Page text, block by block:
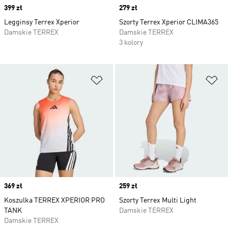
Price
399 zł
Legginsy Terrex Xperior
Damskie TERREX
Price
279 zł
Szorty Terrex Xperior CLIMA365
Damskie TERREX
3 kolory
Dodaj do listy życzeń
Price
369 zł
Koszulka TERREX XPERIOR PRO
TANK
Damskie TERREX
Price
259 zł
Szorty Terrex Multi Light
Damskie TERREX